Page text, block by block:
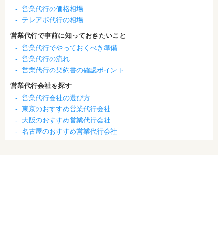
-
営業代行の価格相場
-
テレアポ代行の相場
営業代行で事前に知っておきたいこと
-
営業代行でやっておくべき準備
-
営業代行の流れ
-
営業代行の契約書の確認ポイント
営業代行会社を探す
-
営業代行会社の選び方
-
東京のおすすめ営業代行会社
-
大阪のおすすめ営業代行会社
-
名古屋のおすすめ営業代行会社